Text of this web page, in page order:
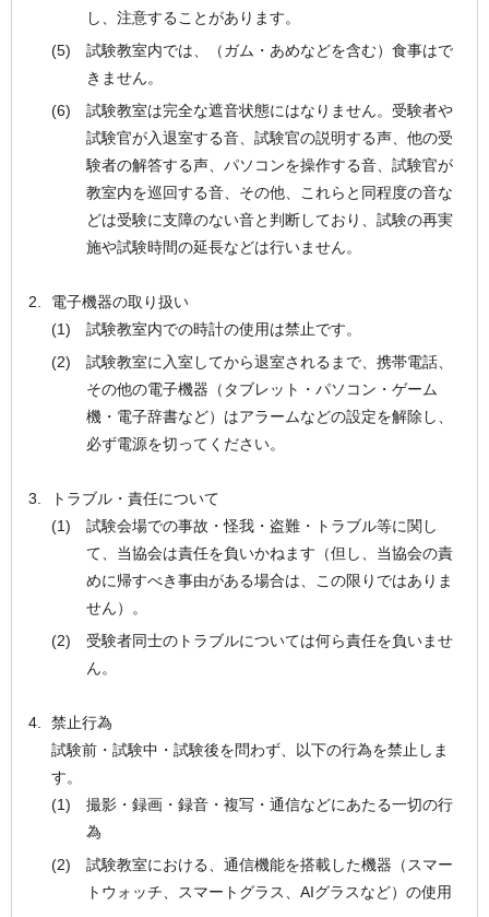
し、注意することがあります。
試験教室内では、（ガム・あめなどを含む）食事はで
きません。
試験教室は完全な遮音状態にはなりません。受験者や
試験官が入退室する音、試験官の説明する声、他の受
験者の解答する声、パソコンを操作する音、試験官が
教室内を巡回する音、その他、これらと同程度の音な
どは受験に支障のない音と判断しており、試験の再実
施や試験時間の延長などは行いません。
電子機器の取り扱い
試験教室内での時計の使用は禁止です。
試験教室に入室してから退室されるまで、携帯電話、
その他の電子機器（タブレット・パソコン・ゲーム
機・電子辞書など）はアラームなどの設定を解除し、
必ず電源を切ってください。
トラブル・責任について
試験会場での事故・怪我・盗難・トラブル等に関し
て、当協会は責任を負いかねます（但し、当協会の責
めに帰すべき事由がある場合は、この限りではありま
せん）。
受験者同士のトラブルについては何ら責任を負いませ
ん。
禁止行為
試験前・試験中・試験後を問わず、以下の行為を禁止しま
す。
撮影・録画・録音・複写・通信などにあたる一切の行
為
試験教室における、通信機能を搭載した機器（スマー
トウォッチ、スマートグラス、AIグラスなど）の使用